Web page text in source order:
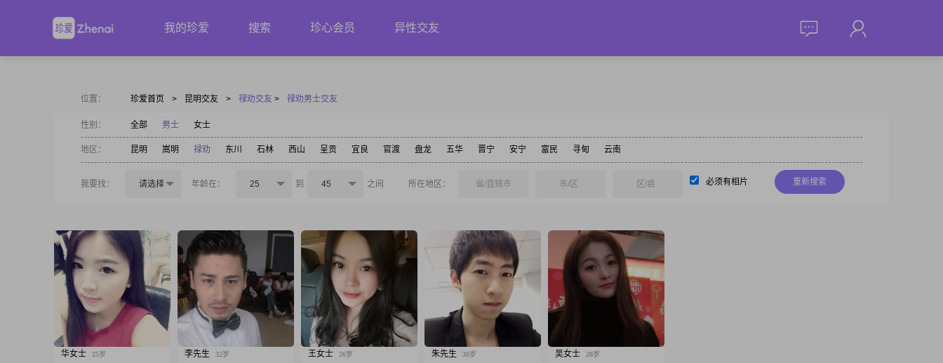
我的珍爱 搜索 珍心会员 异性交友
位置： 珍爱首页 > 昆明交友 > 禄劝交友 > 禄劝男士交友
性别： 全部 男士 女士
地区： 昆明 嵩明 禄劝 东川 石林 西山 呈贡 宜良 官渡 盘龙 五华 晋宁 安宁 富民 寻甸 云南
我要找： 请选择 年龄在： 25 到 45 之间 所在地区： 省/直辖市 市/区 区/县 必须有相片 重新搜索
华女士 25岁 李先生 32岁 王女士 26岁 朱先生 30岁 吴女士 28岁